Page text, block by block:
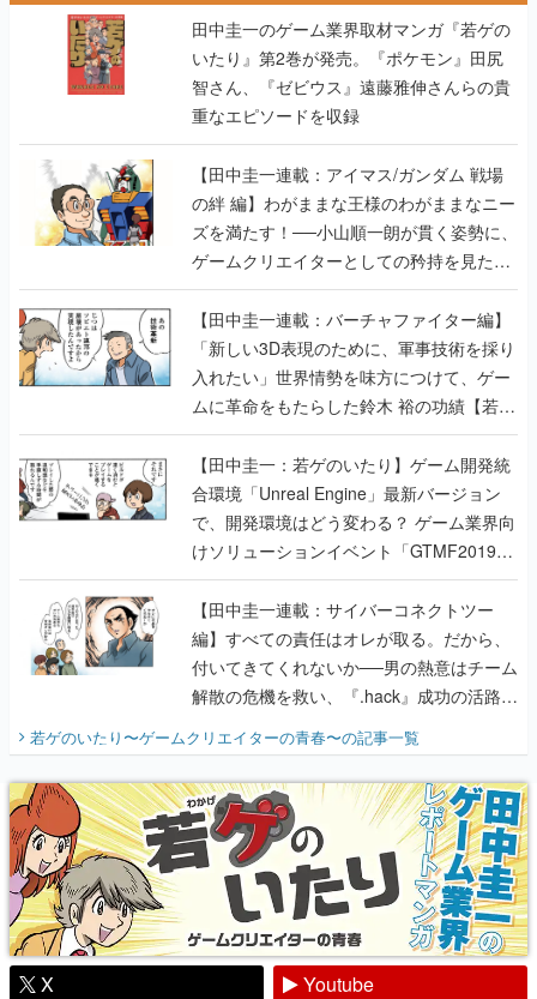
田中圭一のゲーム業界取材マンガ『若ゲの
いたり』第2巻が発売。『ポケモン』田尻
智さん、『ゼビウス』遠藤雅伸さんらの貴
重なエピソードを収録
【田中圭一連載：アイマス/ガンダム 戦場
の絆 編】わがままな王様のわがままなニー
ズを満たす！──小山順一朗が貫く姿勢に、
ゲームクリエイターとしての矜持を見た
【若ゲのいたり最終回】
【田中圭一連載：バーチャファイター編】
「新しい3D表現のために、軍事技術を採り
入れたい」世界情勢を味方につけて、ゲー
ムに革命をもたらした鈴木 裕の功績【若ゲ
のいたり】
【田中圭一：若ゲのいたり】ゲーム開発統
合環境「Unreal Engine」最新バージョン
で、開発環境はどう変わる？ ゲーム業界向
けソリューションイベント「GTMF2019」
に行って、より理解を深めよう【PR】
【田中圭一連載：サイバーコネクトツー
編】すべての責任はオレが取る。だから、
付いてきてくれないか──男の熱意はチーム
解散の危機を救い、『.hack』成功の活路を
『少年ジャンプ』色だった【若ゲのいた
り】
若ゲのいたり〜ゲームクリエイターの青春〜の記事一覧
X
Youtube